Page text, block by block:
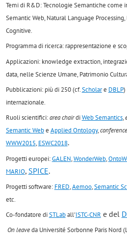
Temi di R&D: Tecnologie Semantiche come
Semantic Web, Natural Language
Cognitive.
Programma di ricerca: rappresentazione e
Applicazioni: knowledge extraction,
data, nelle Scienze Umane, Patrimonio
Pubblicazioni: più di 250 (cf.Scholare DBLP)
internazionale.
Ruoli scientifici:area chairdiWeb Semantics,
Semantic Webe Applied Ontology,
WWW2015, ESWC2018.
Progetti europei:GALEN,WonderWeb,
MARIO, SPICE.
Progetti software: FRED,Aemoo,Semantic
etc.
Co-fondatore diSTLaball'ISTC-CNR e del
On leaveda Université Sorbonne Paris Nord